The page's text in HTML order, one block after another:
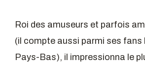
Roi des amuseurs et parfois
(il compte aussi parmi ses fans
Pays-Bas), il impressionna le